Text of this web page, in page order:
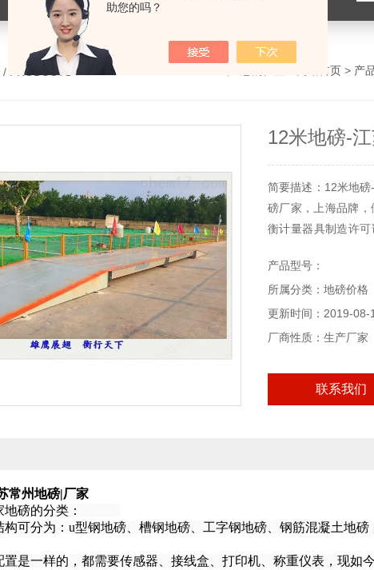
助您的吗？
/ PRODUCTS 网站首页 > 产
12米地磅-
简要描述：12米地
磅厂家，上海品牌
衡计量器具制造许
修、地磅厂家一站式
产品型号：
所属分类：地磅价格
更新时间：2019-08-
厂商性质：生产厂家
联系我们
常州地磅|厂家
家地磅的分类：
可分为： u型钢地磅、槽钢地磅、工字钢地磅、钢筋混凝土地
置是一样的，都需要传感器、接线盒、打印机、称重仪表，现如